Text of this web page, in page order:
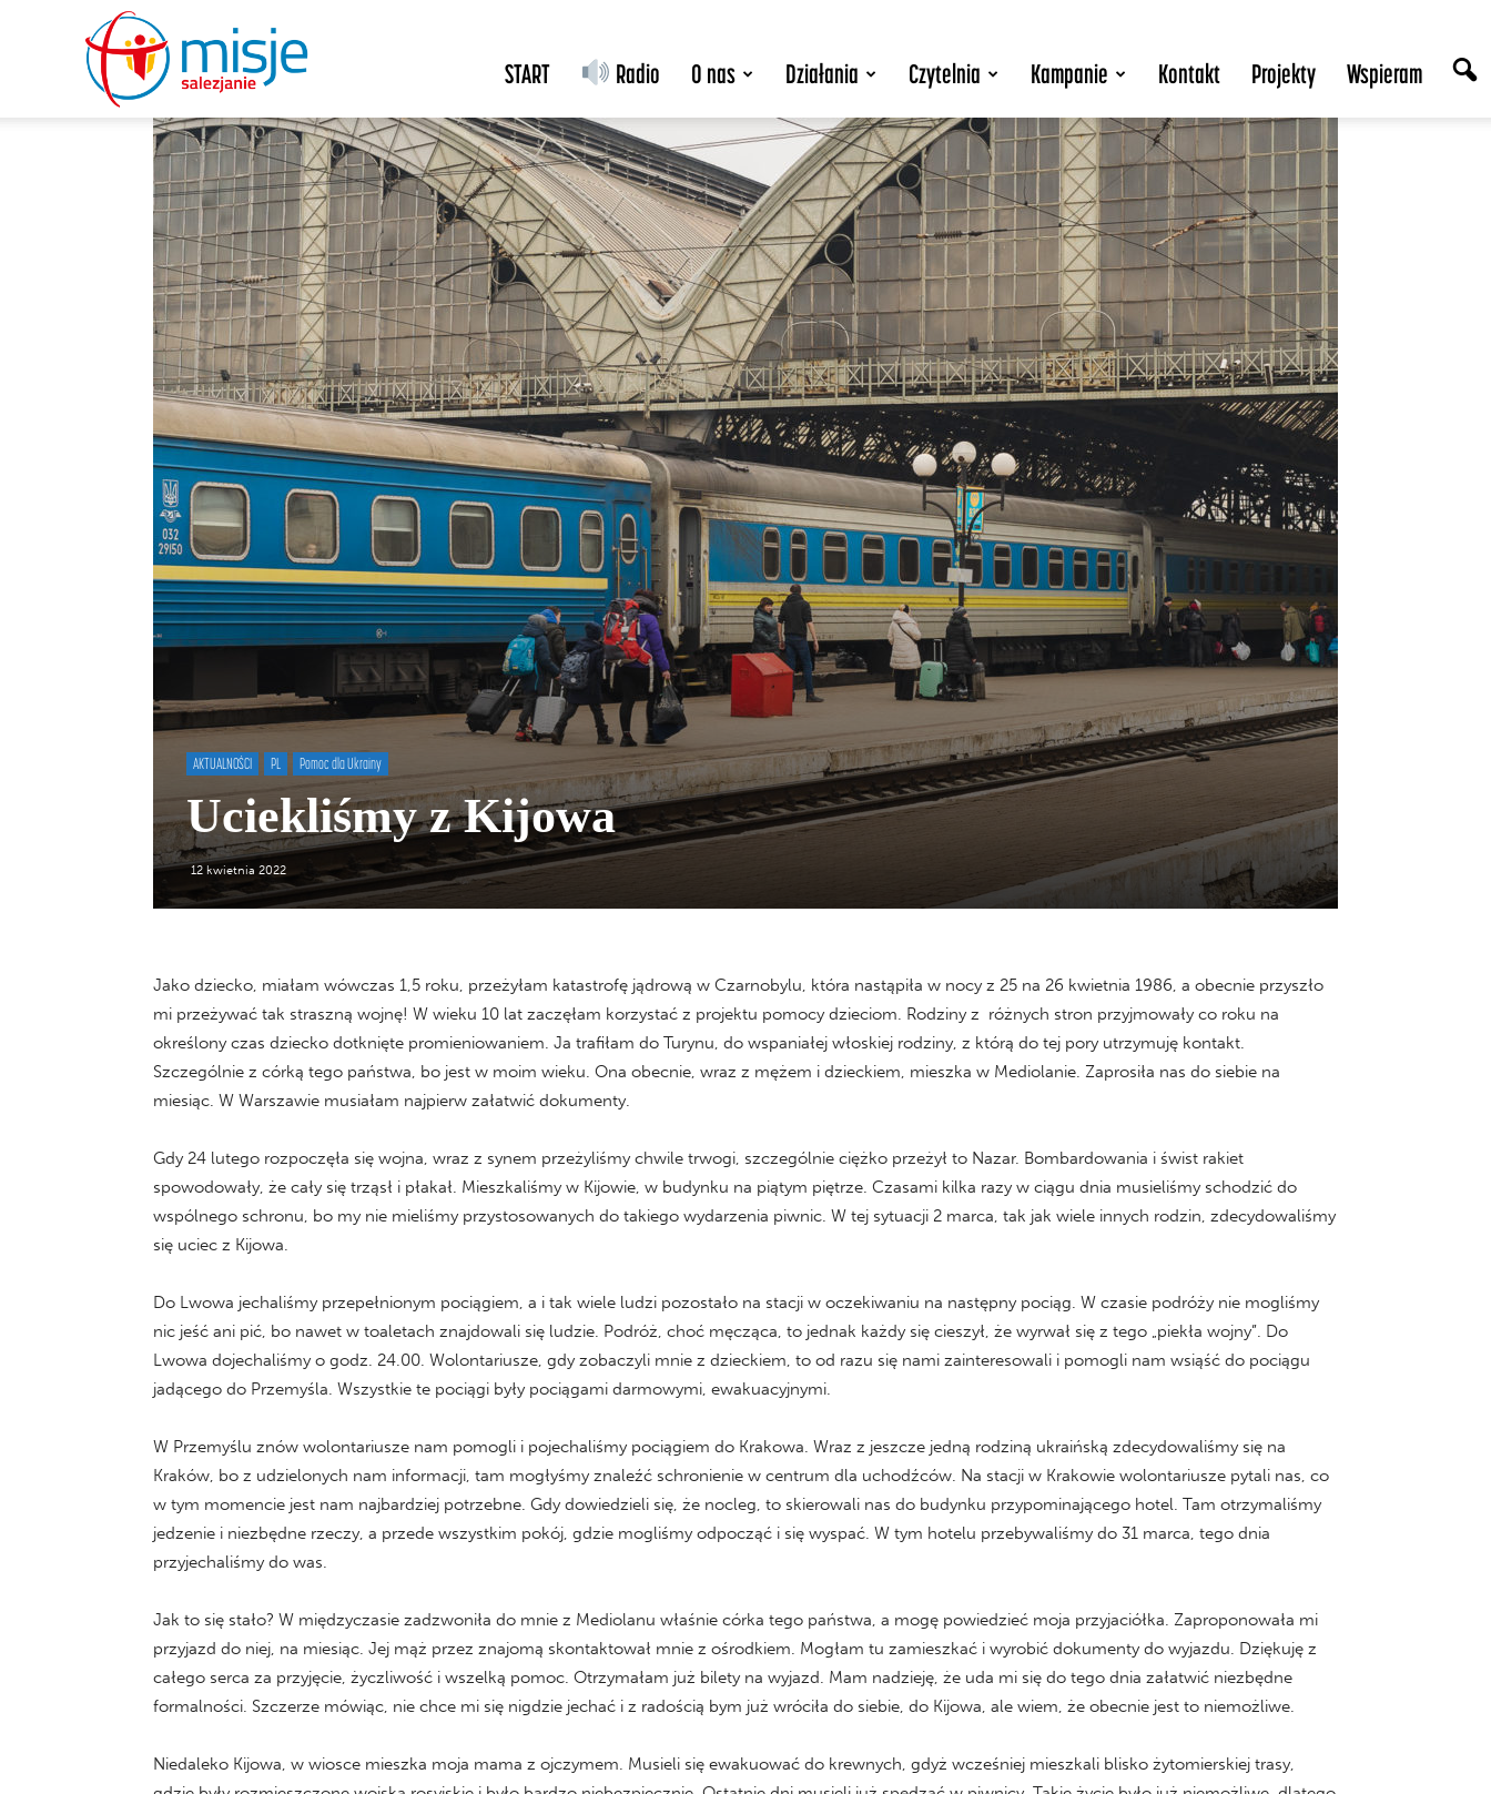
salezjanie
START Radio O nas Działania Czytelnia Kampanie Kontakt Projekty Wspieram
AKTUALNOŚCI PL Pomoc dla Ukrainy
Uciekliśmy z Kijowa
12 kwietnia 2022
Jako dziecko, miałam wówczas 1,5 roku, przeżyłam katastrofę jądrową w Czarnobylu, która nastąpiła w nocy z 25 na 26 kwietnia 1986, a obecnie przyszło
mi przeżywać tak straszną wojnę! W wieku 10 lat zaczęłam korzystać z projektu pomocy dzieciom. Rodziny z różnych stron przyjmowały co roku na
określony czas dziecko dotknięte promieniowaniem. Ja trafiłam do Turynu, do wspaniałej włoskiej rodziny, z którą do tej pory utrzymuję kontakt.
Szczególnie z córką tego państwa, bo jest w moim wieku. Ona obecnie, wraz z mężem i dzieckiem, mieszka w Mediolanie. Zaprosiła nas do siebie na
miesiąc. W Warszawie musiałam najpierw załatwić dokumenty.
Gdy 24 lutego rozpoczęła się wojna, wraz z synem przeżyliśmy chwile trwogi, szczególnie ciężko przeżył to Nazar. Bombardowania i świst rakiet
spowodowały, że cały się trząsł i płakał. Mieszkaliśmy w Kijowie, w budynku na piątym piętrze. Czasami kilka razy w ciągu dnia musieliśmy schodzić do
wspólnego schronu, bo my nie mieliśmy przystosowanych do takiego wydarzenia piwnic. W tej sytuacji 2 marca, tak jak wiele innych rodzin, zdecydowaliśmy
się uciec z Kijowa.
Do Lwowa jechaliśmy przepełnionym pociągiem, a i tak wiele ludzi pozostało na stacji w oczekiwaniu na następny pociąg. W czasie podróży nie mogliśmy
nic jeść ani pić, bo nawet w toaletach znajdowali się ludzie. Podróż, choć męcząca, to jednak każdy się cieszył, że wyrwał się z tego „piekła wojny”. Do
Lwowa dojechaliśmy o godz. 24.00. Wolontariusze, gdy zobaczyli mnie z dzieckiem, to od razu się nami zainteresowali i pomogli nam wsiąść do pociągu
jadącego do Przemyśla. Wszystkie te pociągi były pociągami darmowymi, ewakuacyjnymi.
W Przemyślu znów wolontariusze nam pomogli i pojechaliśmy pociągiem do Krakowa. Wraz z jeszcze jedną rodziną ukraińską zdecydowaliśmy się na
Kraków, bo z udzielonych nam informacji, tam mogłyśmy znaleźć schronienie w centrum dla uchodźców. Na stacji w Krakowie wolontariusze pytali nas, co
w tym momencie jest nam najbardziej potrzebne. Gdy dowiedzieli się, że nocleg, to skierowali nas do budynku przypominającego hotel. Tam otrzymaliśmy
jedzenie i niezbędne rzeczy, a przede wszystkim pokój, gdzie mogliśmy odpocząć i się wyspać. W tym hotelu przebywaliśmy do 31 marca, tego dnia
przyjechaliśmy do was.
Jak to się stało? W międzyczasie zadzwoniła do mnie z Mediolanu właśnie córka tego państwa, a mogę powiedzieć moja przyjaciółka. Zaproponowała mi
przyjazd do niej, na miesiąc. Jej mąż przez znajomą skontaktował mnie z ośrodkiem. Mogłam tu zamieszkać i wyrobić dokumenty do wyjazdu. Dziękuję z
całego serca za przyjęcie, życzliwość i wszelką pomoc. Otrzymałam już bilety na wyjazd. Mam nadzieję, że uda mi się do tego dnia załatwić niezbędne
formalności. Szczerze mówiąc, nie chce mi się nigdzie jechać i z radością bym już wróciła do siebie, do Kijowa, ale wiem, że obecnie jest to niemożliwe.
Niedaleko Kijowa, w wiosce mieszka moja mama z ojczymem. Musieli się ewakuować do krewnych, gdyż wcześniej mieszkali blisko żytomierskiej trasy,